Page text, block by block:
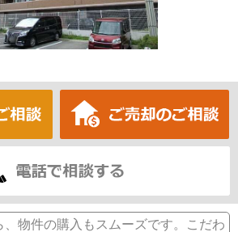
、物件の購入もスムーズです。こだわ